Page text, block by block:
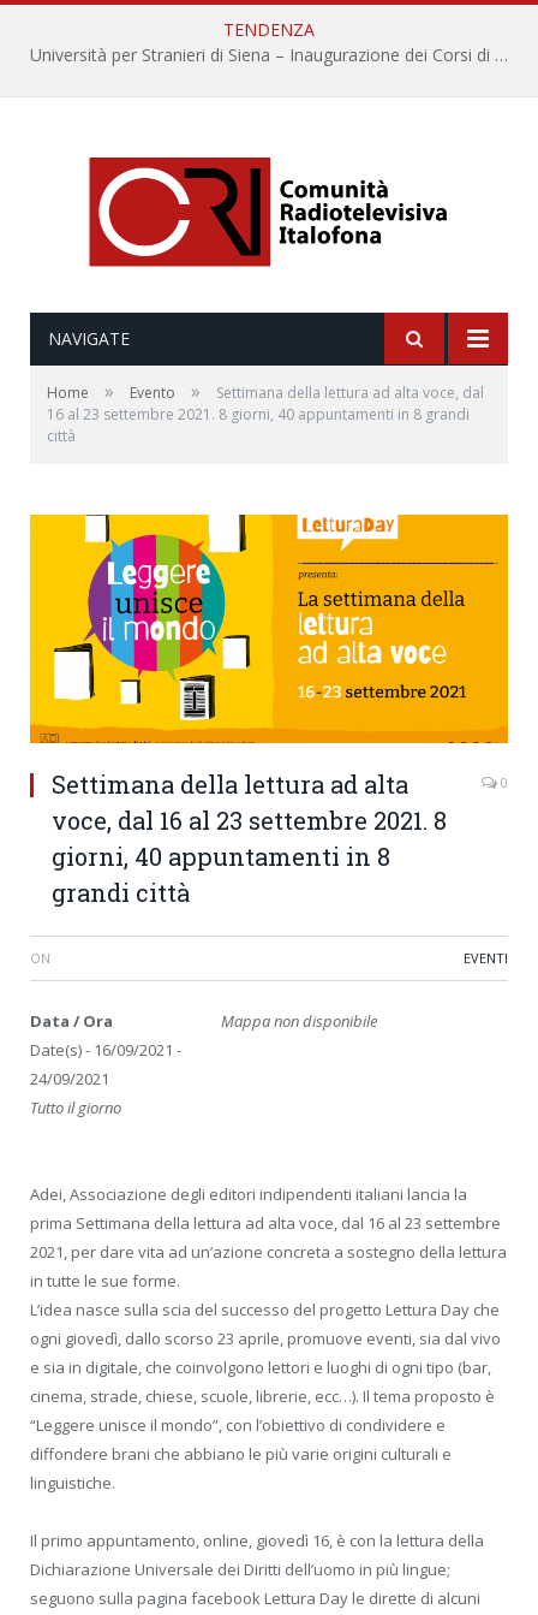
TENDENZA
Università per Stranieri di Siena – Inaugurazione dei Corsi di Lingua e Cultura Italiana, 109a annata
NAVIGATE
Home » Evento »
Settimana della lettura ad alta voce, dal
16 al 23 settembre 2021. 8 giorni, 40 appuntamenti in 8 grandi
città
Settimana della lettura ad alta
voce, dal 16 al 23 settembre 2021. 8
giorni, 40 appuntamenti in 8
grandi città
0
ON EVENTI
Mappa non disponibile
Data / Ora
Date(s) - 16/09/2021 -
24/09/2021
Tutto il giorno
Adei, Associazione degli editori indipendenti italiani lancia la
prima Settimana della lettura ad alta voce, dal 16 al 23 settembre
2021, per dare vita ad un’azione concreta a sostegno della lettura
in tutte le sue forme.
L’idea nasce sulla scia del successo del progetto Lettura Day che
ogni giovedì, dallo scorso 23 aprile, promuove eventi, sia dal vivo
e sia in digitale, che coinvolgono lettori e luoghi di ogni tipo (bar,
cinema, strade, chiese, scuole, librerie, ecc…). Il tema proposto è
“Leggere unisce il mondo”, con l’obiettivo di condividere e
diffondere brani che abbiano le più varie origini culturali e
linguistiche.
Il primo appuntamento, online, giovedì 16, è con la lettura della
Dichiarazione Universale dei Diritti dell’uomo in più lingue;
seguono sulla pagina facebook Lettura Day le dirette di alcuni